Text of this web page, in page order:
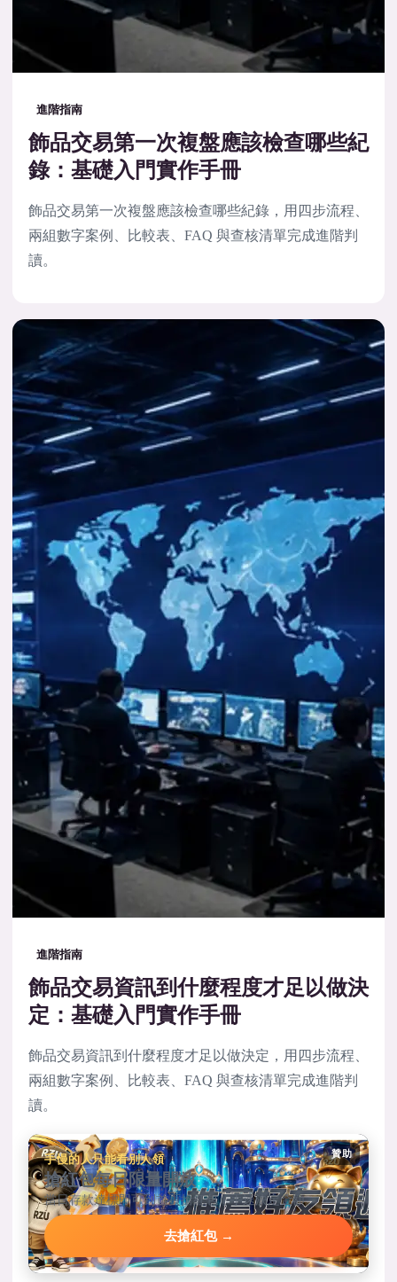
進階指南
飾品交易第一次複盤應該檢查哪些紀
錄：基礎入門實作手冊
飾品交易第一次複盤應該檢查哪些紀錄，用四步流程、
兩組數字案例、比較表、FAQ 與查核清單完成進階判
讀。
進階指南
飾品交易資訊到什麼程度才足以做決
定：基礎入門實作手冊
飾品交易資訊到什麼程度才足以做決定，用四步流程、
兩組數字案例、比較表、FAQ 與查核清單完成進階判
讀。
贊助
手慢的人只能看別人領
搶紅包每日限量開放
當日存款達標即可到首頁搶紅包，手速決定金額。
去搶紅包 →